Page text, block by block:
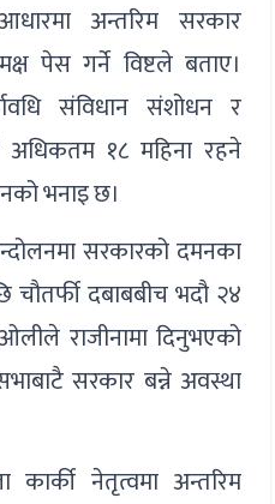
अन्तरिम सरकार
पेस गर्ने विष्टले बताए।
संविधान संशोधन र
अधिकतम १८ महिना रहने
भनाइ छ।
सरकारको दमनका
दबाबबीच भदौ २४
ओलीले राजीनामा दिनुभएको
सरकार बन्ने अवस्था
कार्की नेतृत्वमा अन्तरिम